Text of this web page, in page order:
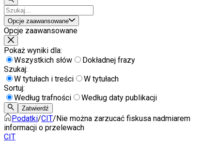
Opcje zaawansowane
Opcje zaawansowane
Pokaż wyniki dla:
Wszystkich słów
Dokładnej frazy
Szukaj:
W tytułach i treści
W tytułach
Sortuj:
Według trafności
Według daty publikacji
Zatwierdź
Podatki/CIT/Nie można zarzucać fiskusa nadmiarem
informacji o przelewach
CIT